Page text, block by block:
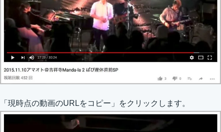
「現時点の動画のURLをコピー」をクリックします。